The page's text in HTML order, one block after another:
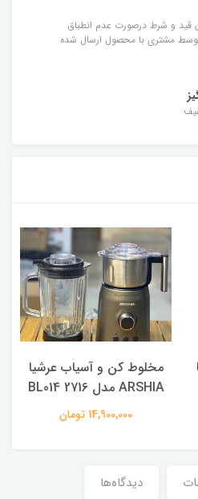
قید و شرط درصورت عدم انطباق
مشتری با محصول ارسال شده
مخلوط کن و آسیاب عرشیا
ARSHIA مدل BL014 2716
14,900,000 تومان
دیدگاه‌ها